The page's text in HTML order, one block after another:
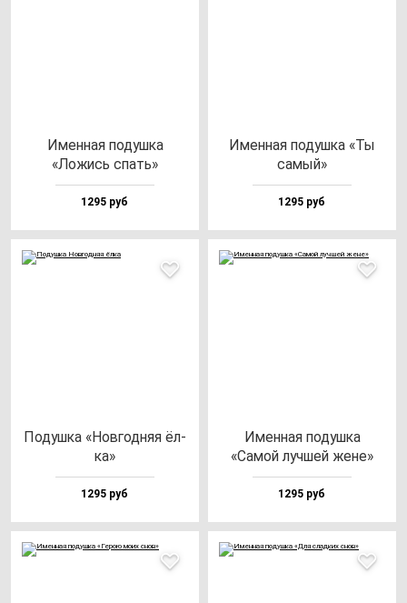
Имен­ная по­душ­ка
«Ложись спать»
1295 руб
Имен­ная по­душ­ка «Ты
са­мый»
1295 руб
Подуш­ка «Нов­год­няя ёл­
ка»
1295 руб
Имен­ная по­душ­ка
«Самой луч­шей же­не»
1295 руб